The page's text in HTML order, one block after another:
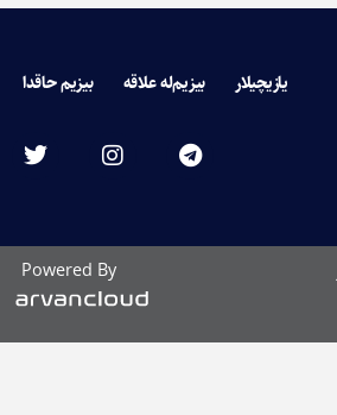
یازیچیلار بیزیم‌له علاقه بیزیم حاقدا
Powered By